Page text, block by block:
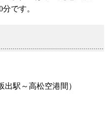
です。
駅～高松空港間）